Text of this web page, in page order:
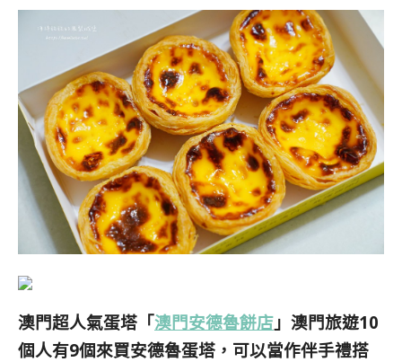
澳門超人氣蛋塔「澳門安德魯餅店 」澳門旅遊10
個人有9個來買安德魯蛋塔，可以當作伴手禮搭